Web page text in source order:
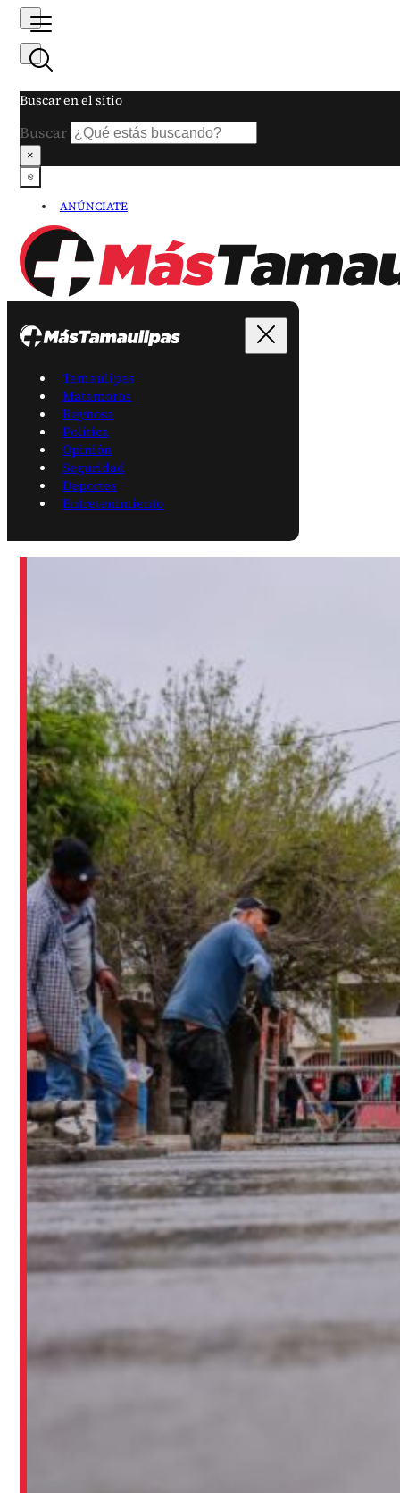
Buscar en el sitio
Buscar
×
ANÚNCIATE
Tamaulipas
Matamoros
Reynosa
Política
Opinión
Seguridad
Deportes
Entretenimiento